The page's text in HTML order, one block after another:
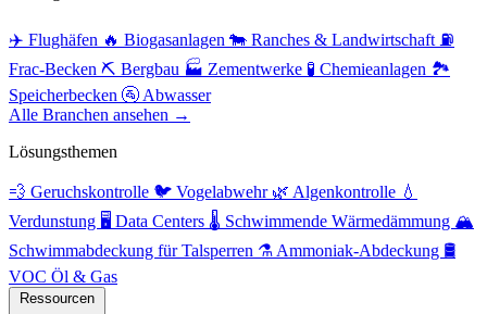
✈️ Flughäfen 🔥 Biogasanlagen 🐄 Ranches & Landwirtschaft ⛽
Frac-Becken ⛏️ Bergbau 🏭 Zementwerke 🧪 Chemieanlagen 🏞️
Speicherbecken 🚰 Abwasser
Alle Branchen ansehen →
Lösungsthemen
💨 Geruchskontrolle 🐦 Vogelabwehr 🌿 Algenkontrolle 💧
Verdunstung 🖥️ Data Centers 🌡️ Schwimmende Wärmedämmung 🏔️
Schwimmabdeckung für Talsperren ⚗️ Ammoniak-Abdeckung 🛢️
VOC Öl & Gas